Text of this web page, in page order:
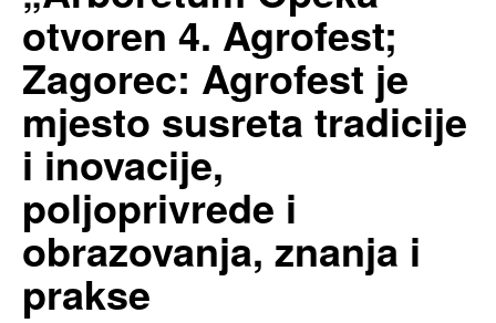
otvoren 4. Agrofest;
Zagorec: Agrofest je
mjesto susreta tradicije
i inovacije,
poljoprivrede i
obrazovanja, znanja i
prakse